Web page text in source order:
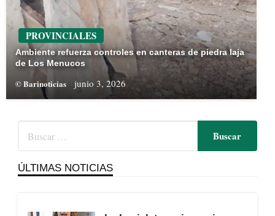
PROVINCIALES
Ambiente refuerza controles en canteras de piedra laja
de Los Menucos
© Barinoticias junio 3, 2026
ÚLTIMAS NOTICIAS